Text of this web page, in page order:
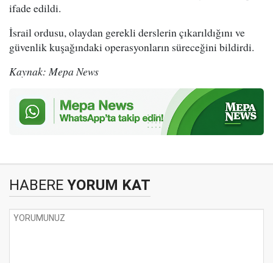
ifade edildi.
İsrail ordusu, olaydan gerekli derslerin çıkarıldığını ve
güvenlik kuşağındaki operasyonların süreceğini bildirdi.
Kaynak: Mepa News
HABERE YORUM KAT